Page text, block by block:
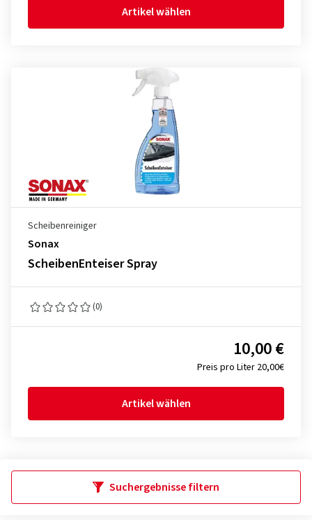
Artikel wählen
Scheibenreiniger
Sonax
ScheibenEnteiser Spray
(0)
Preis pro Liter 20,00€
10,00 €
Artikel wählen
Suchergebnisse filtern